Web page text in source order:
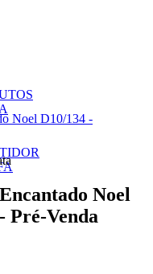
Noel D10/134 -
Noel
Pré-Venda